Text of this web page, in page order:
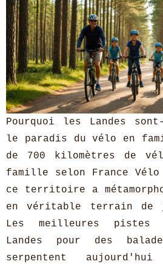
Pourquoi les Landes
le paradis du vélo en
de 700 kilomètres de
famille selon France Vélo
ce territoire a
en véritable terrain de
Les meilleures pistes
Landes pour des
serpentent